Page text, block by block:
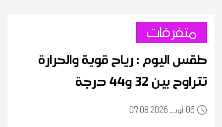
متفرقات
طقس اليوم : رياح قوية والحرارة
تتراوح بين 32 و44 درجة
0607:08 2026 أوت